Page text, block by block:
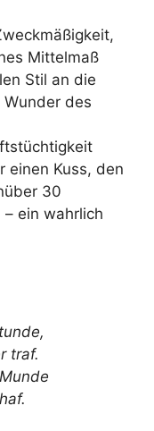
Mittelmaß
Stil an die
des
einen Kuss, den
30
ein wahrlich
traf.